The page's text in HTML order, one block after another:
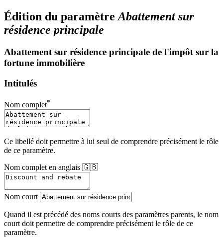
Édition du paramètre Abattement sur
résidence principale
Abattement sur résidence principale de l'impôt sur la
fortune immobilière
Intitulés
Nom complet*
Ce libellé doit permettre à lui seul de comprendre précisément le rôle
de ce paramètre.
Nom complet en anglais 🇬🇧
Nom court
Quand il est précédé des noms courts des paramètres parents, le nom
court doit permettre de comprendre précisément le rôle de ce
paramètre.